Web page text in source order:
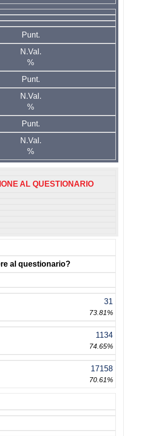
Punt.
N.Val.
%
Punt.
N.Val.
%
Punt.
N.Val.
%
AL QUESTIONARIO
al questionario?
31
73.81%
1134
74.65%
17158
70.61%